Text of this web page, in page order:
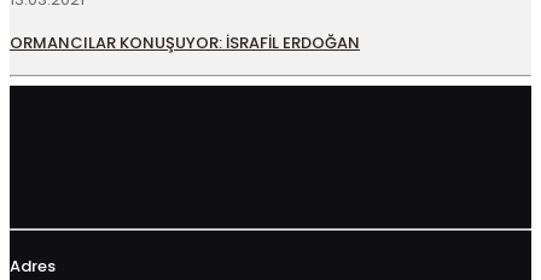
ORMANCILAR KONUŞUYOR: İSRAFİL ERDOĞAN
Adres